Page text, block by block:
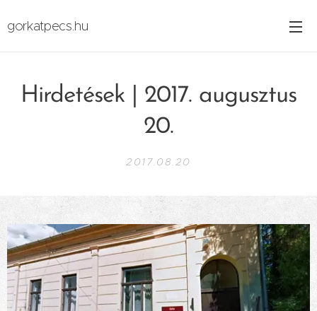
gorkatpecs.hu
Hirdetések | 2017. augusztus
20.
2017.08.20